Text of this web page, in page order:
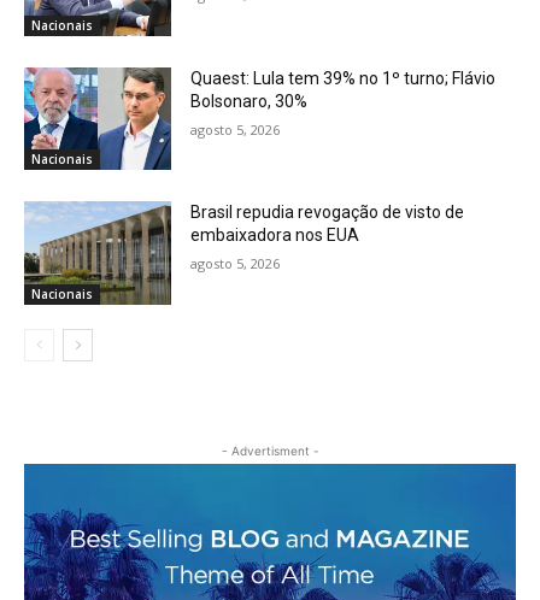
Nacionais
Nacionais
Quaest: Lula tem 39% no 1º turno; Flávio
Bolsonaro, 30%
agosto 5, 2026
Nacionais
Brasil repudia revogação de visto de
embaixadora nos EUA
agosto 5, 2026
- Advertisment -